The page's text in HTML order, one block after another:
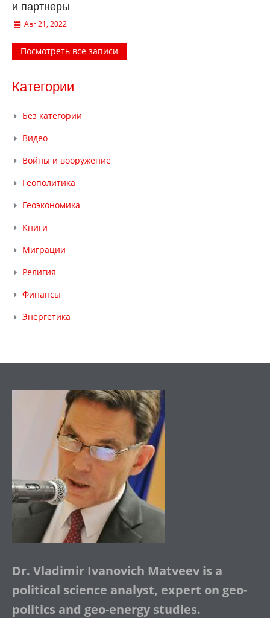
и партнеры
Авг 21, 2022
Посмотреть все записи
Категории
Без категории
Видео
Войны и вооружение
Геополитика
Геоэкономика
Книги
Миграции
Религия
Финансы
Энергетика
Dr. Vladimir Ivanovich Matveev is a
political science analyst, expert on geo-
politics and geo-energy studies.